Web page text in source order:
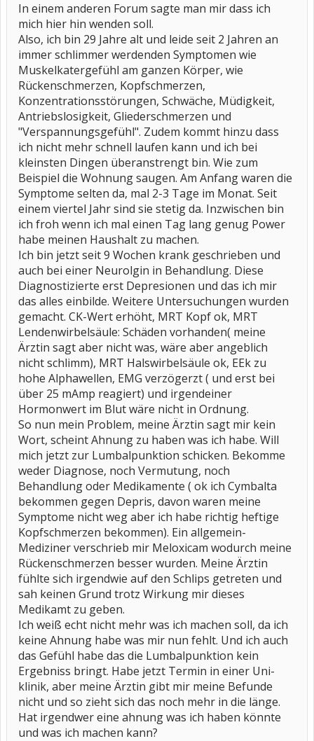
In einem anderen Forum sagte man mir dass ich
mich hier hin wenden soll.
Also, ich bin 29 Jahre alt und leide seit 2 Jahren an
immer schlimmer werdenden Symptomen wie
Muskelkatergefühl am ganzen Körper, wie
Rückenschmerzen, Kopfschmerzen,
Konzentrationsstörungen, Schwäche, Müdigkeit,
Antriebslosigkeit, Gliederschmerzen und
"Verspannungsgefühl". Zudem kommt hinzu dass
ich nicht mehr schnell laufen kann und ich bei
kleinsten Dingen überanstrengt bin. Wie zum
Beispiel die Wohnung saugen. Am Anfang waren die
Symptome selten da, mal 2-3 Tage im Monat. Seit
einem viertel Jahr sind sie stetig da. Inzwischen bin
ich froh wenn ich mal einen Tag lang genug Power
habe meinen Haushalt zu machen.
Ich bin jetzt seit 9 Wochen krank geschrieben und
auch bei einer Neurolgin in Behandlung. Diese
Diagnostizierte erst Depresionen und das ich mir
das alles einbilde. Weitere Untersuchungen wurden
gemacht. CK-Wert erhöht, MRT Kopf ok, MRT
Lendenwirbelsäule: Schäden vorhanden( meine
Ärztin sagt aber nicht was, wäre aber angeblich
nicht schlimm), MRT Halswirbelsäule ok, EEk zu
hohe Alphawellen, EMG verzögerzt ( und erst bei
über 25 mAmp reagiert) und irgendeiner
Hormonwert im Blut wäre nicht in Ordnung.
So nun mein Problem, meine Ärztin sagt mir kein
Wort, scheint Ahnung zu haben was ich habe. Will
mich jetzt zur Lumbalpunktion schicken. Bekomme
weder Diagnose, noch Vermutung, noch
Behandlung oder Medikamente ( ok ich Cymbalta
bekommen gegen Depris, davon waren meine
Symptome nicht weg aber ich habe richtig heftige
Kopfschmerzen bekommen). Ein allgemein-
Mediziner verschrieb mir Meloxicam wodurch meine
Rückenschmerzen besser wurden. Meine Ärztin
fühlte sich irgendwie auf den Schlips getreten und
sah keinen Grund trotz Wirkung mir dieses
Medikamt zu geben.
Ich weiß echt nicht mehr was ich machen soll, da ich
keine Ahnung habe was mir nun fehlt. Und ich auch
das Gefühl habe das die Lumbalpunktion kein
Ergebniss bringt. Habe jetzt Termin in einer Uni-
klinik, aber meine Ärztin gibt mir meine Befunde
nicht und so zieht sich das noch mehr in die länge.
Hat irgendwer eine ahnung was ich haben könnte
und was ich machen kann?